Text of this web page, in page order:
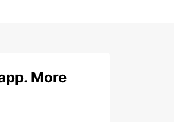
More